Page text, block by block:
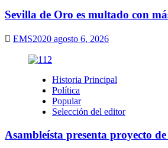
Sevilla de Oro es multado con
EMS2020 agosto 6, 2026
Historia Principal
Política
Popular
Selección del editor
Asambleísta presenta proyecto